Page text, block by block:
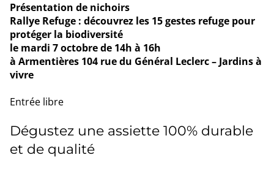
Présentation de nichoirs
Rallye Refuge : découvrez les 15 gestes refuge pour
protéger la biodiversité
le mardi 7 octobre de 14h à 16h
à Armentières 104 rue du Général Leclerc – Jardins à
vivre
Entrée libre
Dégustez une assiette 100% durable
et de qualité